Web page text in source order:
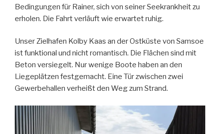
Bedingungen für Rainer, sich von seiner Seekrankheit zu
erholen. Die Fahrt verläuft wie erwartet ruhig.
Unser Zielhafen Kolby Kaas an der Ostküste von Samsoe
ist funktional und nicht romantisch. Die Flächen sind mit
Beton versiegelt. Nur wenige Boote haben an den
Liegeplätzen festgemacht. Eine Tür zwischen zwei
Gewerbehallen verheißt den Weg zum Strand.